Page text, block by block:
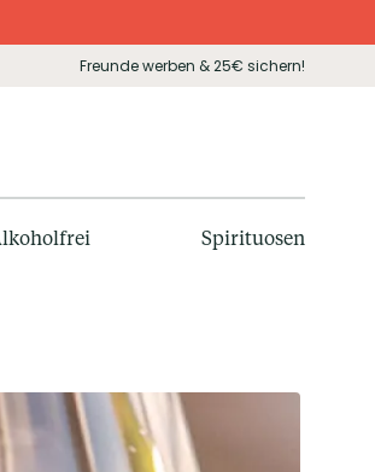
Freunde werben & 25€ sichern!
Spirituosen